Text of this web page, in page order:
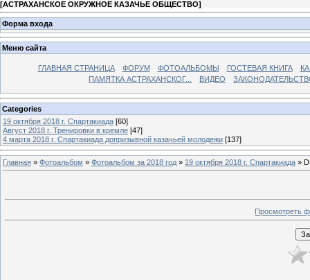
[АСТРАХАНСКОЕ ОКРУЖНОЕ КАЗАЧЬЕ ОБЩЕСТВО]
Форма входа
Меню сайта
ГЛАВНАЯ СТРАНИЦА ФОРУМ ФОТОАЛЬБОМЫ ГОСТЕВАЯ КНИГА
ПАМЯТКА АСТРАХАНСКОГ...
ВИДЕО
Categories
19 октября 2018 г. Спартакиада [60]
Август 2018 г. Тренировки в кремле [47]
4 марта 2018 г. Спартакиада допризывной казачьей молодежи [137]
Главная » Фотоальбом » Фотоальбом за 2018 год » 19 октября 2018 г. Спартакиада »
Просмотреть